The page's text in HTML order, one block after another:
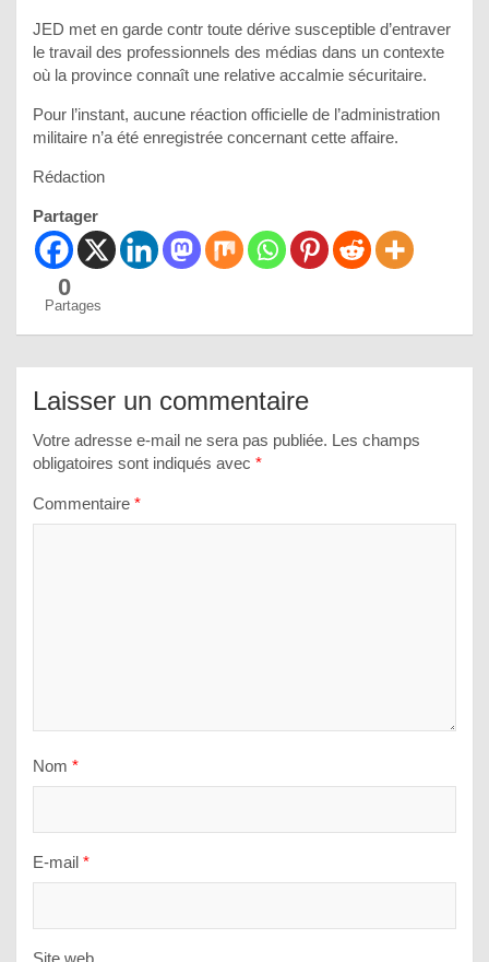
JED met en garde contr toute dérive susceptible d’entraver
le travail des professionnels des médias dans un contexte
où la province connaît une relative accalmie sécuritaire.
Pour l’instant, aucune réaction officielle de l’administration
militaire n’a été enregistrée concernant cette affaire.
Rédaction
Partager
0
Partages
Laisser un commentaire
Votre adresse e-mail ne sera pas publiée. Les champs
obligatoires sont indiqués avec *
Commentaire *
Nom *
E-mail *
Site web